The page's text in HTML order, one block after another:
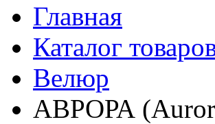
Главная
Каталог
Велюр
АВРОРА